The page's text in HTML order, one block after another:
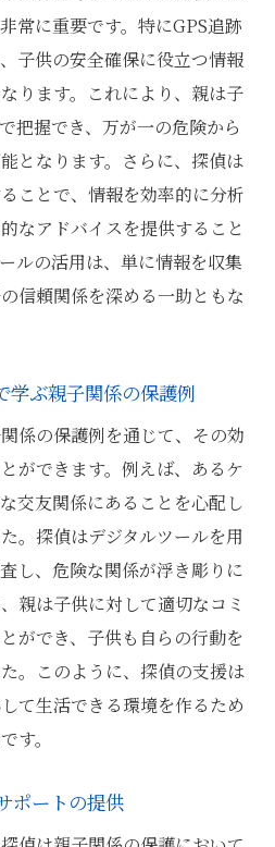
常に重要です。特にGPS追跡
子供の安全確保に役立つ情報
ります。これにより、親は子
把握でき、万が一の危険から
となります。さらに、探偵は
ことで、情報を効率的に分析
なアドバイスを提供すること
ルの活用は、単に情報を収集
信頼関係を深める一助ともな
学ぶ親子関係の保護例
係の保護例を通じて、その効
ができます。例えば、あるケ
交友関係にあることを心配し
。探偵はデジタルツールを用
し、危険な関係が浮き彫りに
親は子供に対して適切なコミ
ができ、子供も自らの行動を
。このように、探偵の支援は
て生活できる環境を作るため
す。
ポートの提供